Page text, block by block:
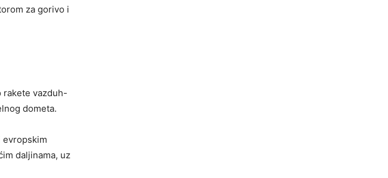
za gorivo i
rakete vazduh-
dometa.
evropskim
daljinama, uz